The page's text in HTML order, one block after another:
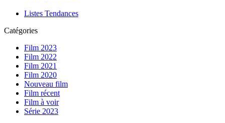
Listes Tendances
Catégories
Film 2023
Film 2022
Film 2021
Film 2020
Nouveau film
Film récent
Film à voir
Série 2023